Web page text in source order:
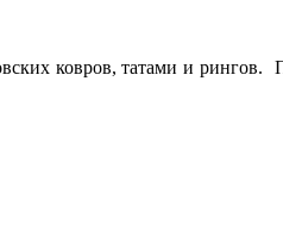
ковров, татами и рингов.